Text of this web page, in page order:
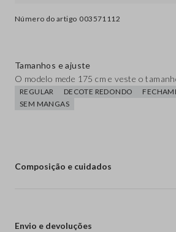
Número do artigo 003571112
Tamanhos e ajuste
O modelo mede 175 cm e veste o
REGULAR DECOTE REDONDO
SEM MANGAS
Composição e cuidados
Envio e devoluções